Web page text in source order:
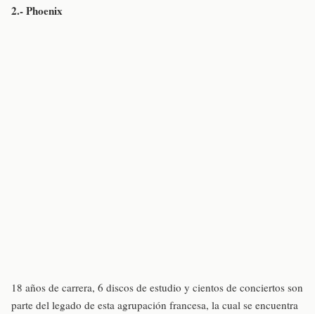
2.- Phoenix
18 años de carrera, 6 discos de estudio y cientos de conciertos son
parte del legado de esta agrupación francesa, la cual se encuentra